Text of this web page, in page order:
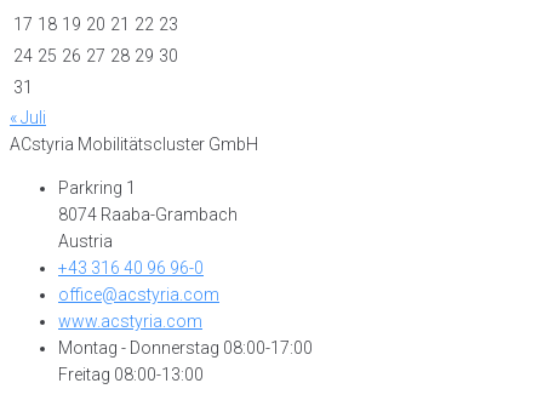
17 18 19 20 21 22 23
24 25 26 27 28 29 30
31
« Juli
ACstyria Mobilitätscluster GmbH
Parkring 1
8074 Raaba-Grambach
Austria
+43 316 40 96 96-0
office@acstyria.com
www.acstyria.com
Montag - Donnerstag 08:00-17:00
Freitag 08:00-13:00